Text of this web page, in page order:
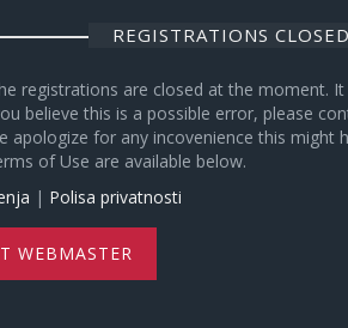
REGISTRATIONS CLOSED
registrations are closed at the moment.
believe this is a possible error, please
apologize for any incovenience this might
of Use are available below.
| Polisa privatnosti
WEBMASTER